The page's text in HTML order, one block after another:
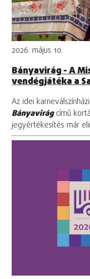
2026. május 10.
Bányavirág - A
vendégjátéka a
Az idei
Bányavirágcímű
jegyértékesítés már